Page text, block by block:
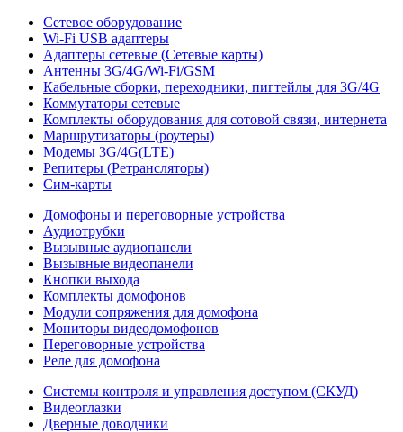
Сетевое оборудование
Wi-Fi USB адаптеры
Адаптеры сетевые (Сетевые карты)
Антенны 3G/4G/Wi-Fi/GSM
Кабельные сборки, переходники, пигтейлы для 3G/4G
Коммутаторы сетевые
Комплекты оборудования для сотовой связи, интернета
Маршрутизаторы (роутеры)
Модемы 3G/4G(LTE)
Репитеры (Ретрансляторы)
Сим-карты
Домофоны и переговорные устройства
Аудиотрубки
Вызывные аудиопанели
Вызывные видеопанели
Кнопки выхода
Комплекты домофонов
Модули сопряжения для домофона
Мониторы видеодомофонов
Переговорные устройства
Реле для домофона
Системы контроля и управления доступом (СКУД)
Видеоглазки
Дверные доводчики